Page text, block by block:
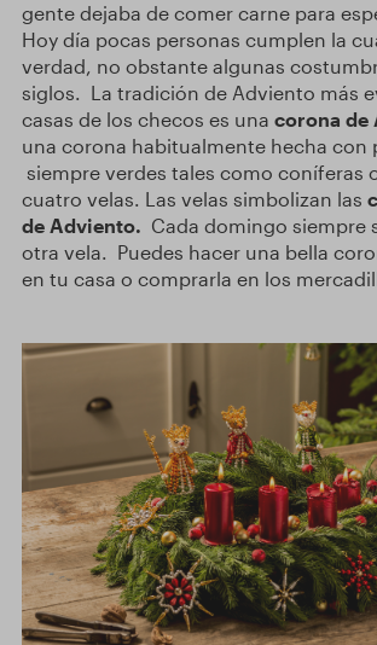
gente dejaba de comer carne para
Hoy día pocas personas cumplen la
verdad, no obstante algunas
siglos. La tradición de Adviento más
casas de los checos es una corona de
una corona habitualmente hecha con
siempre verdes tales como coníferas
cuatro velas. Las velas simbolizan las
de Adviento. Cada domingo siempre
otra vela. Puedes hacer una bella
en tu casa o comprarla en los